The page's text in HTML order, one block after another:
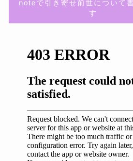
noteで引き寄せ前世について
す